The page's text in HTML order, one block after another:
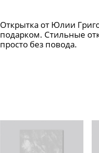
Открытка от Юлии
подарком. Стильные
просто без повода.